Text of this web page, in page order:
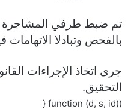
تم ضبط طرفي المشاجرة
بالفحص وتبادلا الاتهامات
جرى اتخاذ الإجراءات
التحقيق.
(function (d, s, id) {